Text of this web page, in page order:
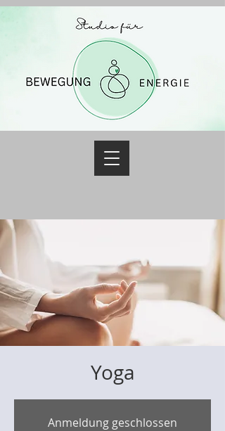
Yoga
Anmeldung geschlossen